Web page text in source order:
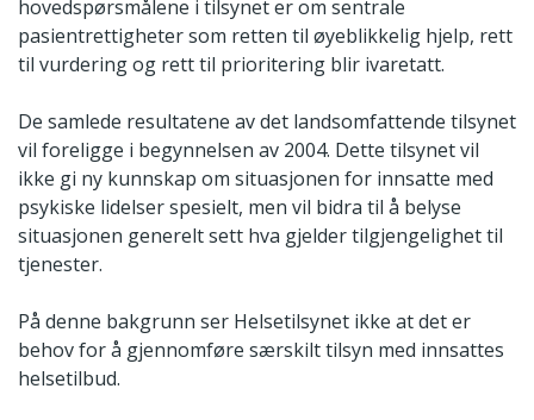
hovedspørsmålene i tilsynet er om sentrale
pasientrettigheter som retten til øyeblikkelig hjelp, rett
til vurdering og rett til prioritering blir ivaretatt.
De samlede resultatene av det landsomfattende tilsynet
vil foreligge i begynnelsen av 2004. Dette tilsynet vil
ikke gi ny kunnskap om situasjonen for innsatte med
psykiske lidelser spesielt, men vil bidra til å belyse
situasjonen generelt sett hva gjelder tilgjengelighet til
tjenester.
På denne bakgrunn ser Helsetilsynet ikke at det er
behov for å gjennomføre særskilt tilsyn med innsattes
helsetilbud.